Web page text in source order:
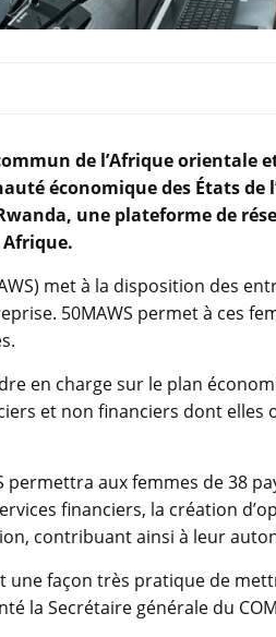
de l’Afrique orientale
économique des États de
une plateforme de
met à la disposition des
50MAWS permet à ces
en charge sur le plan
et non financiers dont elles
permettra aux femmes de 38
financiers, la création
contribuant ainsi à leur
une façon très pratique de
la Secrétaire générale du